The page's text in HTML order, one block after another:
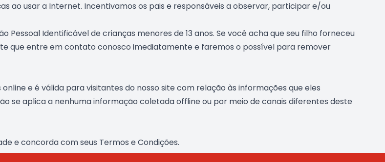
ao usar a Internet. Incentivamos os pais e responsáveis a observar, participar e/ou
Identificável de crianças menores de 13 anos. Se você acha que seu filho forneceu
que entre em contato conosco imediatamente e faremos o possível para remover
e é válida para visitantes do nosso site com relação às informações que eles
se aplica a nenhuma informação coletada offline ou por meio de canais diferentes deste
e concorda com seus Termos e Condições.